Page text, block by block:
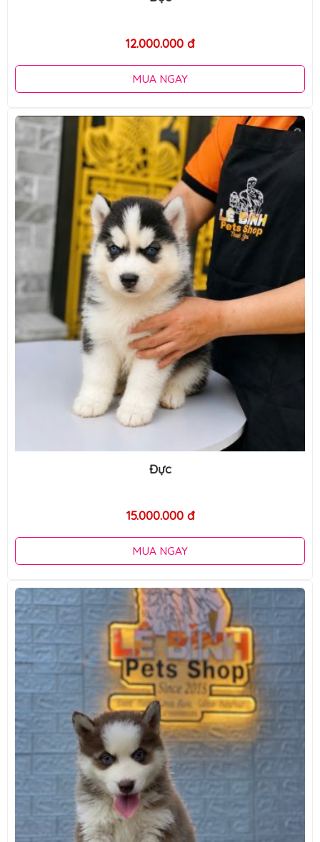
12.000.000 đ
MUA NGAY
Đực
15.000.000 đ
MUA NGAY